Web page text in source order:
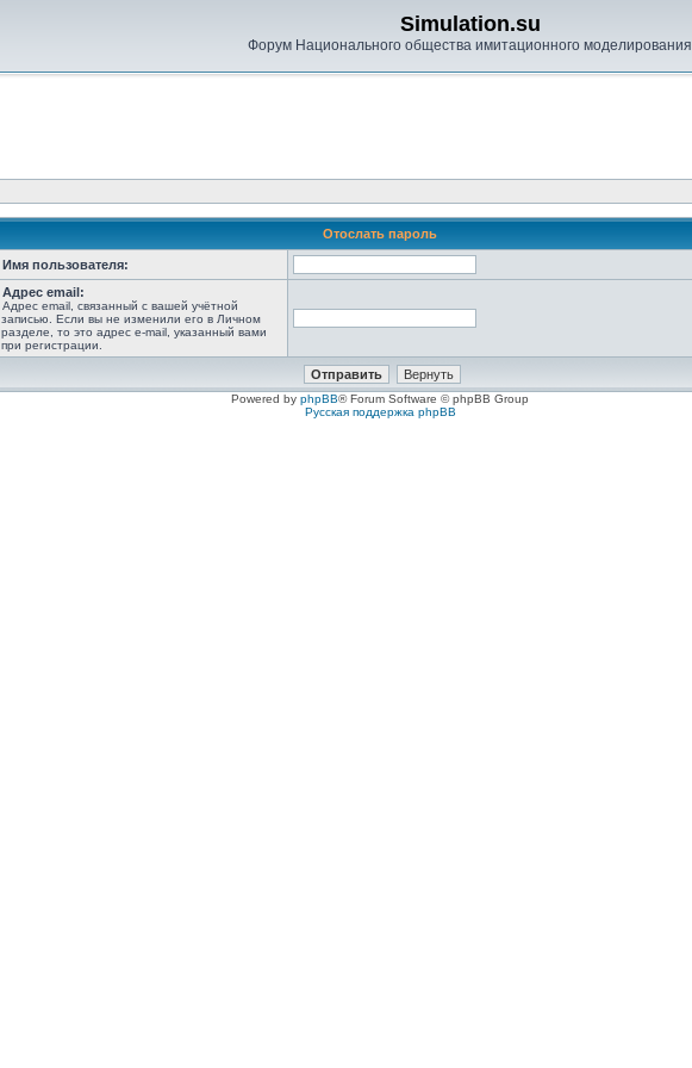
Simulation.su
Форум Национального общества имитационного моделирования
Отослать пароль
Имя пользователя:
Адрес email:
Адрес email, связанный с вашей учётной
записью. Если вы не изменили его в Личном
разделе, то это адрес e-mail, указанный вами
при регистрации.
Powered by phpBB® Forum Software © phpBB Group
Русская поддержка phpBB